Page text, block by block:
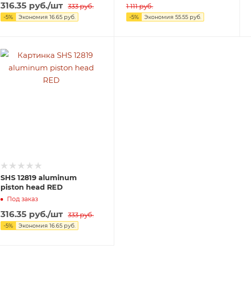
316.35 руб./шт 333руб.
-5% Экономия 16.65 руб.
1 111руб.
-5% Экономия 55.55руб.
SHS 12819 aluminum
piston head RED
Под заказ
316.35 руб./шт 333руб.
-5% Экономия 16.65 руб.